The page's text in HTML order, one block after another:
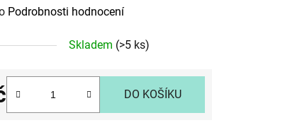
Podrobnosti hodnocení
Skladem (>5 ks)
DO KOŠÍKU